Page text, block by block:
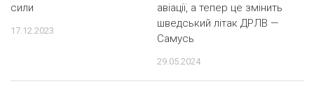
сили
17.12.2023
авіації, а тепер це змінить
шведський літак ДРЛВ —
Самусь
29.05.2024